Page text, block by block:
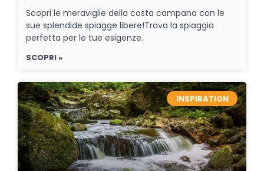
Scopri le meraviglie della costa campana con le
sue splendide spiagge libere!Trova la spiaggia
perfetta per le tue esigenze.
SCOPRI »
INSPIRATION